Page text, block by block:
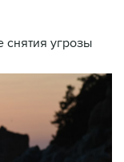
угрозы